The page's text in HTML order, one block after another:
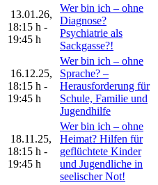
13.01.26,
18:15 h -
19:45 h
Wer bin ich – ohne
Diagnose?
Psychiatrie als
Sackgasse?!
16.12.25,
18:15 h -
19:45 h
Wer bin ich – ohne
Sprache? –
Herausforderung für
Schule, Familie und
Jugendhilfe
18.11.25,
18:15 h -
19:45 h
Wer bin ich – ohne
Heimat? Hilfen für
geflüchtete Kinder
und Jugendliche in
seelischer Not!